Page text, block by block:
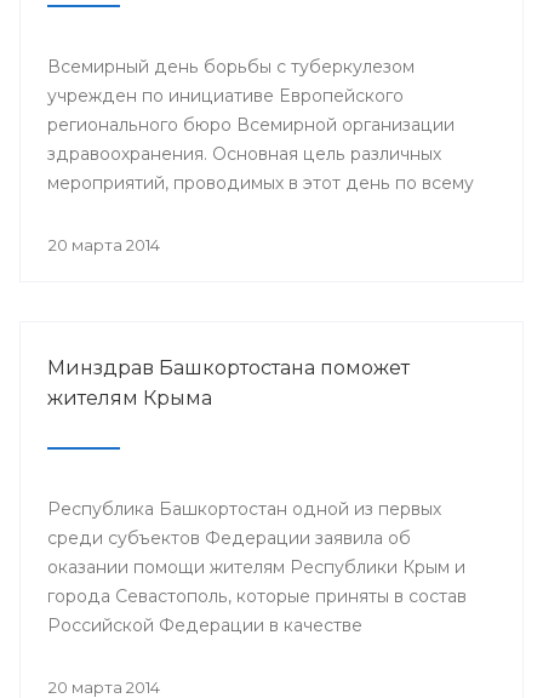
Всемирный день борьбы с туберкулезом
учрежден по инициативе Европейского
регионального бюро Всемирной организации
здравоохранения. Основная цель различных
мероприятий, проводимых в этот день по всему
и информирование населения о заболевании и
20 марта 2014
Минздрав Башкортостана поможет
жителям Крыма
Республика Башкортостан одной из первых
среди субъектов Федерации заявила об
оказании помощи жителям Республики Крым и
города Севастополь, которые приняты в состав
Российской Федерации в качестве
день в республике по поручению Президента
20 марта 2014